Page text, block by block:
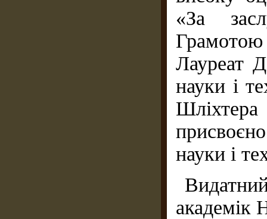
«За
Грамотою
Лауреат
науки і
науки і
академік